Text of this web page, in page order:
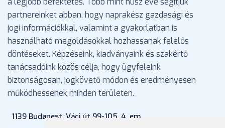
partnereinket abban, hogy naprakész gazdasági és
jogi információkkal, valamint a gyakorlatban is
használható megoldásokkal hozhassanak felelős
döntéseket. Képzéseink, kiadványaink és szakértő
tanácsadóink közös célja, hogy ügyfeleink
biztonságosan, jogkövető módon és eredményesen
működhessenek minden területen.
1139 Budapest, Váci út 99-105. 4. em.